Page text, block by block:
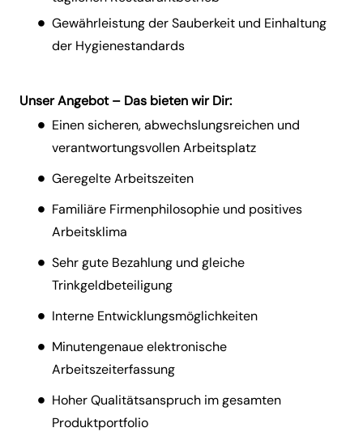
Gewährleistung der Sauberkeit und Einhaltung
der Hygienestandards
Unser Angebot – Das bieten wir Dir:
Einen sicheren, abwechslungsreichen und
verantwortungsvollen Arbeitsplatz
Geregelte Arbeitszeiten
Familiäre Firmenphilosophie und positives
Arbeitsklima
Sehr gute Bezahlung und gleiche
Trinkgeldbeteiligung
Interne Entwicklungsmöglichkeiten
Minutengenaue elektronische
Arbeitszeiterfassung
Hoher Qualitätsanspruch im gesamten
Produktportfolio